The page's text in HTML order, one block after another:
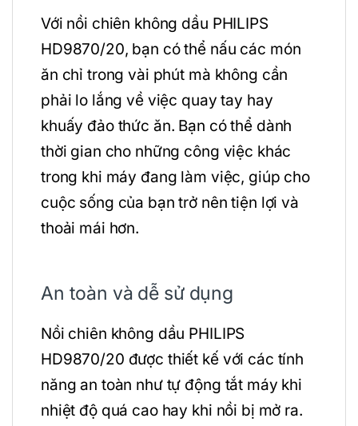
Với nồi chiên không dầu PHILIPS
HD9870/20, bạn có thể nấu các món
ăn chỉ trong vài phút mà không cần
phải lo lắng về việc quay tay hay
khuấy đảo thức ăn. Bạn có thể dành
thời gian cho những công việc khác
trong khi máy đang làm việc, giúp cho
cuộc sống của bạn trở nên tiện lợi và
thoải mái hơn.
An toàn và dễ sử dụng
Nồi chiên không dầu PHILIPS
HD9870/20 được thiết kế với các tính
năng an toàn như tự động tắt máy khi
nhiệt độ quá cao hay khi nồi bị mở ra.